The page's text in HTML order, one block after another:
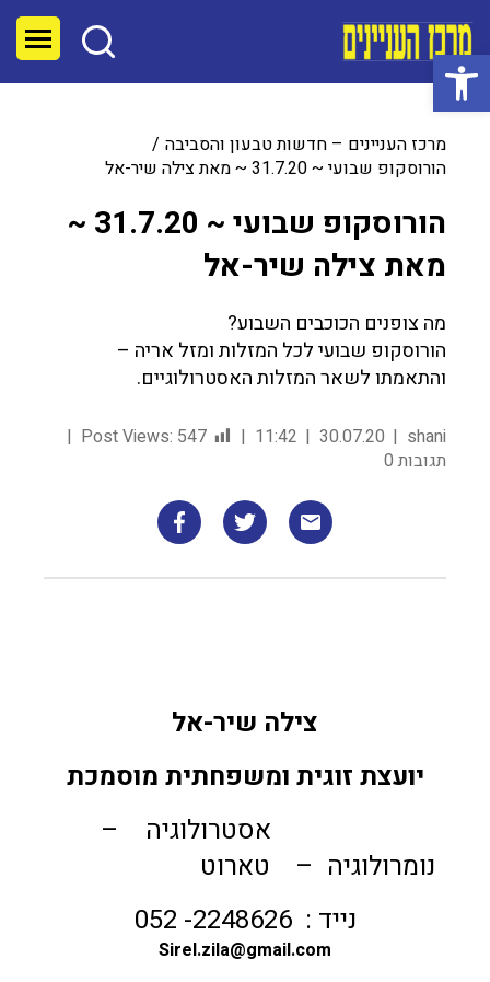
פתח סרגל נגישות
מרכז העניינים – חדשות טבעון והסביבה
הורוסקופ שבועי ~ 31.7.20 ~ מאת צילה שיר-אל
הורוסקופ שבועי ~ 31.7.20 ~
מאת צילה שיר-אל
מה צופנים הכוכבים השבוע?
הורוסקופ שבועי לכל המזלות ומזל אריה –
והתאמתו לשאר המזלות האסטרולוגיים.
shani
30.07.20
11:42
Post Views: 547
תגובות 0
צילה שיר-אל
יועצת זוגית ומשפחתית מוסמכת
אסטרולוגיה –
נומרולוגיה – טארוט
נייד : 2248626- 052
Sirel.zila@gmail.com